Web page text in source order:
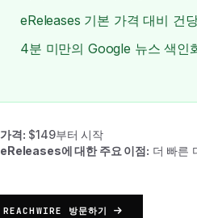
eReleases 기본 가격 대비 건
4분 미만의 Google 뉴스 색인
가격: $149부터 시작
eReleases에 대한 주요 이점: 더 빠른
REACHWIRE 방문하기